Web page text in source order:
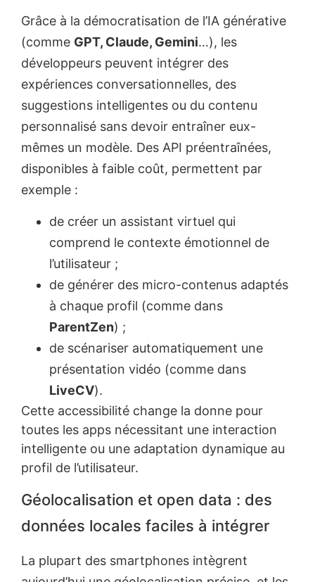
Grâce à la démocratisation de l’IA générative
(comme GPT, Claude, Gemini…), les
développeurs peuvent intégrer des
expériences conversationnelles, des
suggestions intelligentes ou du contenu
personnalisé sans devoir entraîner eux-
mêmes un modèle. Des API préentraînées,
disponibles à faible coût, permettent par
exemple :
de créer un assistant virtuel qui
comprend le contexte émotionnel de
l’utilisateur ;
de générer des micro-contenus adaptés
à chaque profil (comme dans
ParentZen) ;
de scénariser automatiquement une
présentation vidéo (comme dans
LiveCV).
Cette accessibilité change la donne pour
toutes les apps nécessitant une interaction
intelligente ou une adaptation dynamique au
profil de l’utilisateur.
Géolocalisation et open data : des
données locales faciles à intégrer
La plupart des smartphones intègrent